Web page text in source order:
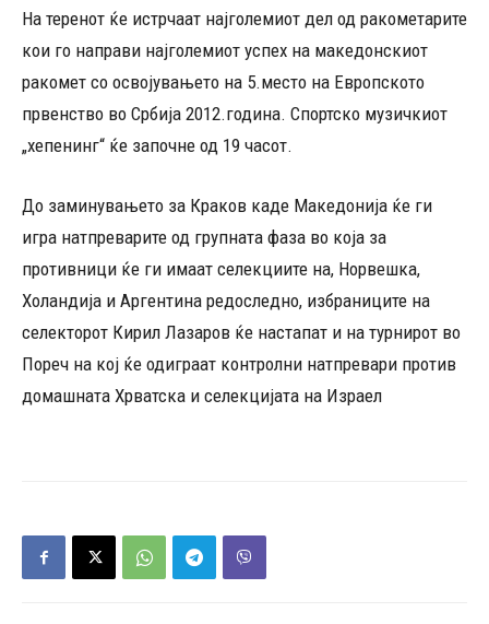
На теренот ќе истрчаат најголемиот дел од ракометарите
кои го направи најголемиот успех на македонскиот
ракомет со освојувањето на 5.место на Европското
првенство во Србија 2012.година. Спортско музичкиот
„хепенинг“ ќе започне од 19 часот.
До заминувањето за Краков каде Македонија ќе ги
игра натпреварите од групната фаза во која за
противници ќе ги имаат селекциите на, Норвешка,
Холандија и Аргентина редоследно, избраниците на
селекторот Кирил Лазаров ќе настапат и на турнирот во
Пореч на кој ќе одиграат контролни натпревари против
домашната Хрватска и селекцијата на Израел